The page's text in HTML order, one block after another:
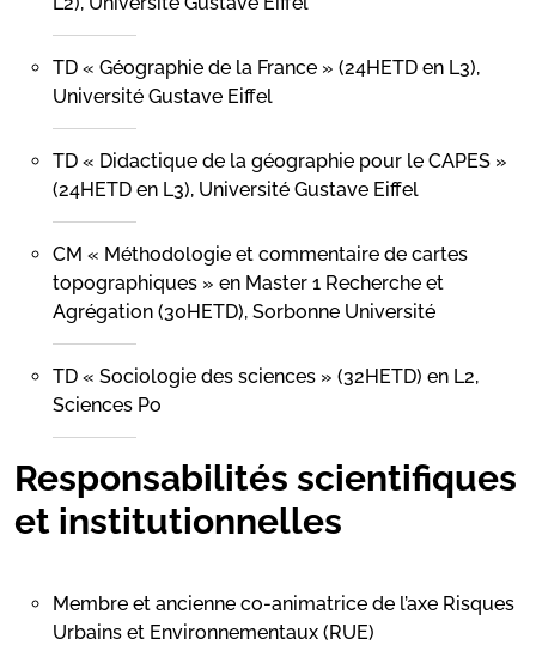
TD « Géographie de la France » (24HETD en L3),
Université Gustave Eiffel
TD « Didactique de la géographie pour le CAPES »
(24HETD en L3), Université Gustave Eiffel
CM « Méthodologie et commentaire de cartes
topographiques » en Master 1 Recherche et
Agrégation (30HETD), Sorbonne Université
TD « Sociologie des sciences » (32HETD) en L2,
Sciences Po
Responsabilités scientifiques
et institutionnelles
Membre et ancienne co-animatrice de l’axe Risques
Urbains et Environnementaux (RUE)